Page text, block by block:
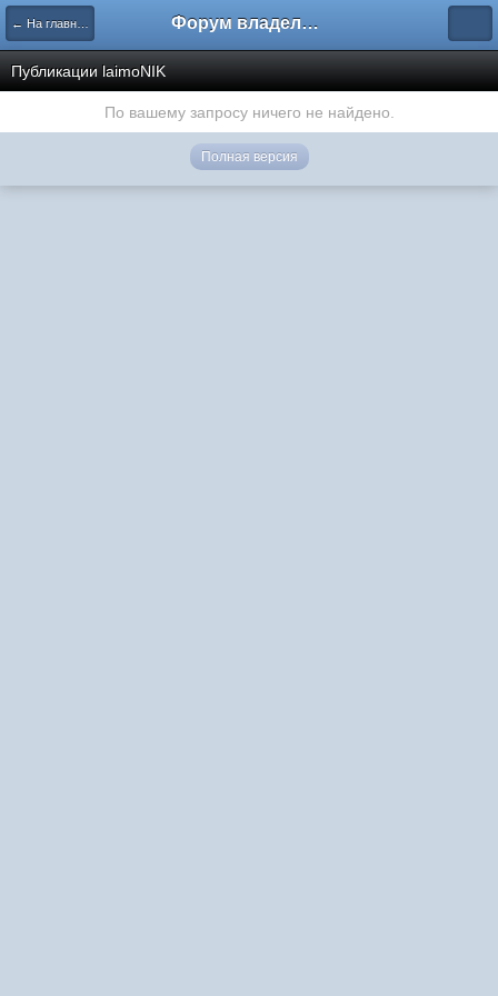
← На главную Форум владельцев интернет-магазинов
Публикации laimoNIK
По вашему запросу ничего не найдено.
Полная версия